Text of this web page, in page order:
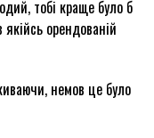
тобі краще було б
орендованій
немов це було